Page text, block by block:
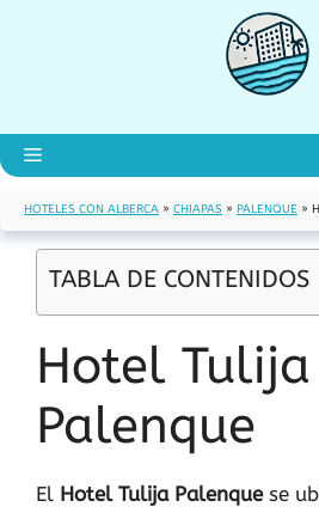
Menú
HOTELES CON ALBERCA » CHIAPAS » PALENQUE »
TABLA DE CONTENIDOS
Hotel Tulija
Palenque
El Hotel Tulija Palenquese